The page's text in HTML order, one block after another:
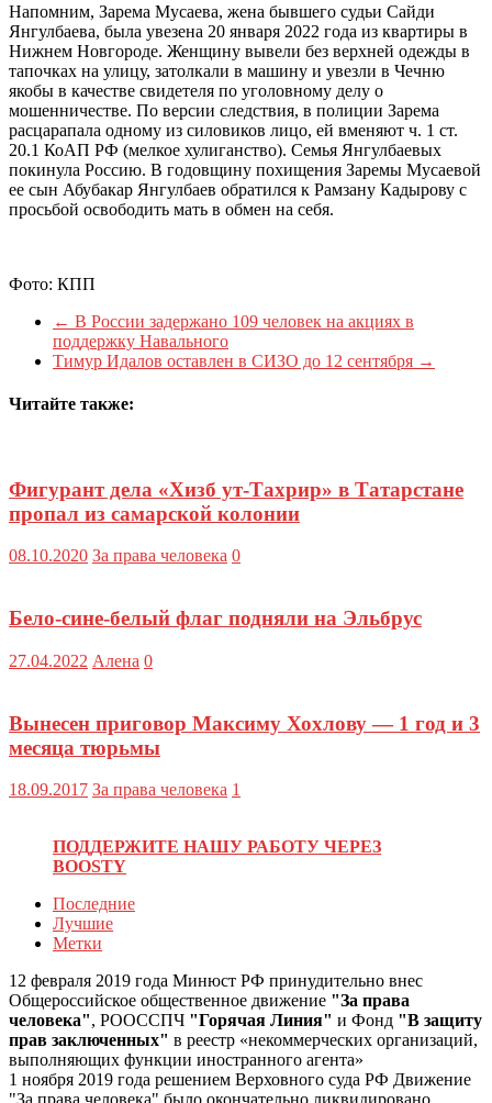
Напомним, Зарема Мусаева, жена бывшего судьи Сайди
Янгулбаева, была увезена 20 января 2022 года из квартиры в
Нижнем Новгороде. Женщину вывели без верхней одежды в
тапочках на улицу, затолкали в машину и увезли в Чечню
якобы в качестве свидетеля по уголовному делу о
мошенничестве. По версии следствия, в полиции Зарема
расцарапала одному из силовиков лицо, ей вменяют ч. 1 ст.
20.1 КоАП РФ (мелкое хулиганство). Семья Янгулбаевых
покинула Россию. В годовщину похищения Заремы Мусаевой
ее сын Абубакар Янгулбаев обратился к Рамзану Кадырову с
просьбой освободить мать в обмен на себя.
Фото: КПП
← В России задержано 109 человек на акциях в
поддержку Навального
Тимур Идалов оставлен в СИЗО до 12 сентября →
Читайте также:
Фигурант дела «Хизб ут-Тахрир» в Татарстане
пропал из самарской колонии
08.10.2020 За права человека 0
Бело-сине-белый флаг подняли на Эльбрус
27.04.2022 Алена 0
Вынесен приговор Максиму Хохлову — 1 год и 3
месяца тюрьмы
18.09.2017 За права человека 1
ПОДДЕРЖИТЕ НАШУ РАБОТУ ЧЕРЕЗ
BOOSTY
Последние
Лучшие
Метки
12 февраля 2019 года Минюст РФ принудительно внес
Общероссийское общественное движение "За права
человека", РООССПЧ "Горячая Линия" и Фонд "В защиту
прав заключенных" в реестр «некоммерческих организаций,
выполняющих функции иностранного агента»
1 ноября 2019 года решением Верховного суда РФ Движение